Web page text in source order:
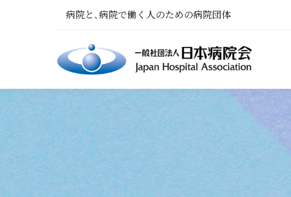
病院と､病院で働く人のための病院団体